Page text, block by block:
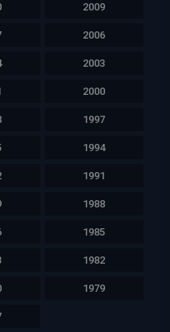
2009
2006
2003
2000
1997
1994
1991
1988
1985
1982
1979